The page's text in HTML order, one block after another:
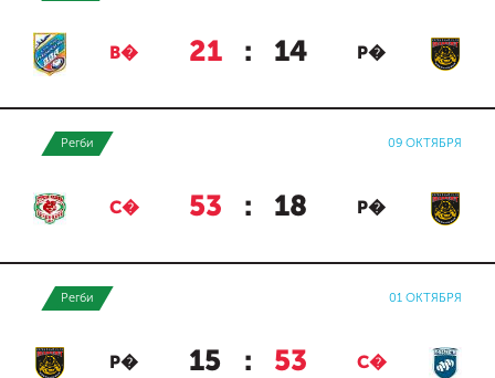
В� 21 : 14 Р�
Регби 09 ОКТЯБРЯ
С� 53 : 18 Р�
Регби 01 ОКТЯБРЯ
Р� 15 : 53 С�